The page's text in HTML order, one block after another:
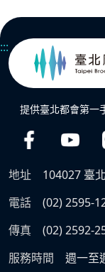
:::
提供臺北都會第一
地址
104027 臺
電話
(02) 2595-
傳真
(02) 2592-
服務時間
週一至